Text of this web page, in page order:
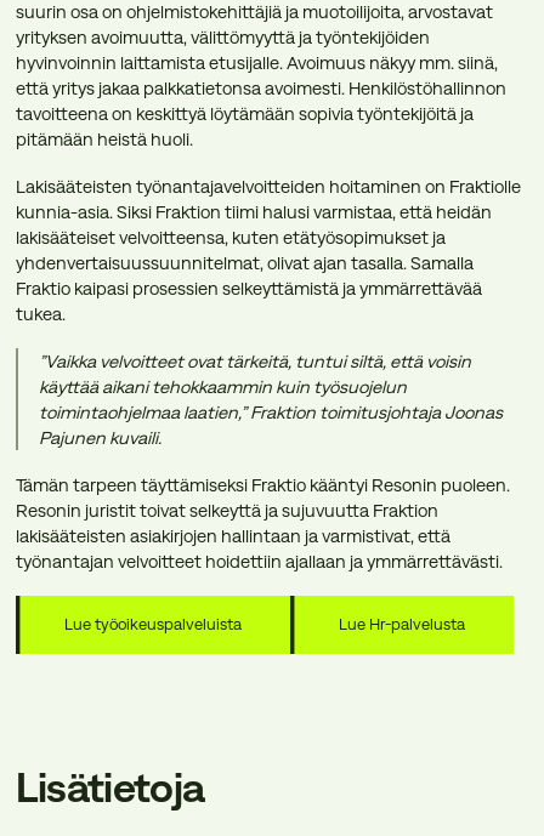
suurin osa on ohjelmistokehittäjiä ja muotoilijoita, arvostavat
yrityksen avoimuutta, välittömyyttä ja työntekijöiden
hyvinvoinnin laittamista etusijalle. Avoimuus näkyy mm. siinä,
että yritys jakaa palkkatietonsa avoimesti. Henkilöstöhallinnon
tavoitteena on keskittyä löytämään sopivia työntekijöitä ja
pitämään heistä huoli.
Lakisääteisten työnantajavelvoitteiden hoitaminen on Fraktiolle
kunnia-asia. Siksi Fraktion tiimi halusi varmistaa, että heidän
lakisääteiset velvoitteensa, kuten etätyösopimukset ja
yhdenvertaisuussuunnitelmat, olivat ajan tasalla. Samalla
Fraktio kaipasi prosessien selkeyttämistä ja ymmärrettävää
tukea.
”Vaikka velvoitteet ovat tärkeitä, tuntui siltä, että voisin
käyttää aikani tehokkaammin kuin työsuojelun
toimintaohjelmaa laatien,” Fraktion toimitusjohtaja Joonas
Pajunen kuvaili.
Tämän tarpeen täyttämiseksi Fraktio kääntyi Resonin puoleen.
Resonin juristit toivat selkeyttä ja sujuvuutta Fraktion
lakisääteisten asiakirjojen hallintaan ja varmistivat, että
työnantajan velvoitteet hoidettiin ajallaan ja ymmärrettävästi.
Lue työoikeuspalveluista Lue Hr-palvelusta
Lisätietoja